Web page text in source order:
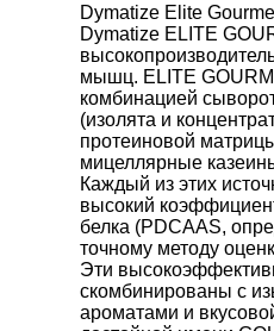
Dymatize Elite
Dymatize ELITE
мышц. ELITE
комбинацией
(изолята и
протеиновой
мицеллярные
Каждый из этих
высокий
белка (PDCAAS,
точному методу
Эти
скомбинированы с
ароматами и